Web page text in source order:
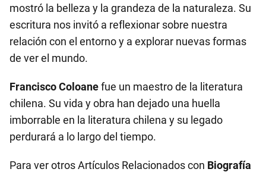
mostró la belleza y la grandeza de la naturaleza. Su
escritura nos invitó a reflexionar sobre nuestra
relación con el entorno y a explorar nuevas formas
de ver el mundo.
Francisco Coloanefue un maestro de la literatura
chilena. Su vida y obra han dejado una huella
imborrable en la literatura chilena y su legado
perdurará a lo largo del tiempo.
Para ver otros Artículos Relacionados con Biografía